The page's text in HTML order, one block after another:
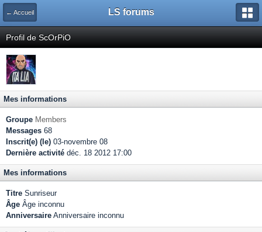
← Accueil LS forums
Profil de ScOrPiO
Mes informations
Groupe Members
Messages 68
Inscrit(e) (le) 03-novembre 08
Dernière activité déc. 18 2012 17:00
Mes informations
Titre Sunriseur
Âge Âge inconnu
Anniversaire Anniversaire inconnu